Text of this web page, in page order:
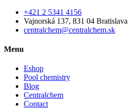
+421 2 5341 4156
Vajnorská 137, 831 04 Bratislava
centralchem@centralchem.sk
Menu
Eshop
Pool chemistry
Blog
Centralchem
Contact